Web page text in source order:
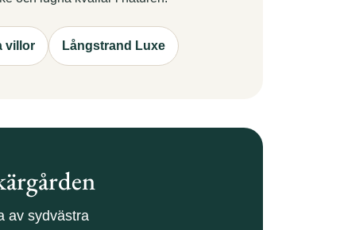
villor Långstrand Luxe
av sydvästra